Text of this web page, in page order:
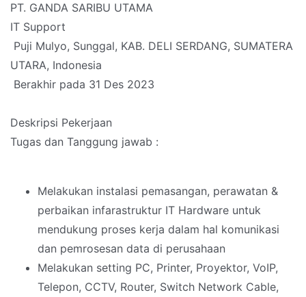
PT. GANDA SARIBU UTAMA
IT Support
Puji Mulyo, Sunggal, KAB. DELI SERDANG, SUMATERA
UTARA, Indonesia
Berakhir pada 31 Des 2023
Deskripsi Pekerjaan
Tugas dan Tanggung jawab :
Melakukan instalasi pemasangan, perawatan &
perbaikan infarastruktur IT Hardware untuk
mendukung proses kerja dalam hal komunikasi
dan pemrosesan data di perusahaan
Melakukan setting PC, Printer, Proyektor, VoIP,
Telepon, CCTV, Router, Switch Network Cable,